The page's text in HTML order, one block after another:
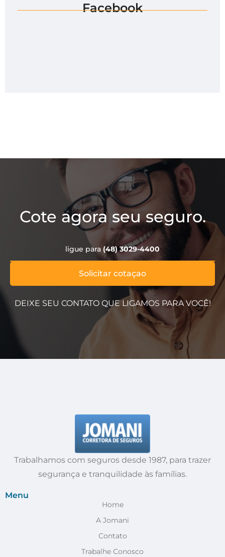
Facebook
Cote agora seu seguro.
Solicitar cotaçao
ligue para (48) 3029-4400
DEIXE SEU CONTATO QUE LIGAMOS PARA VOCÊ!
Trabalhamos com seguros desde 1987, para trazer
segurança e tranquilidade às famílias.
Menu
Home
A Jomani
Contato
Trabalhe Conosco